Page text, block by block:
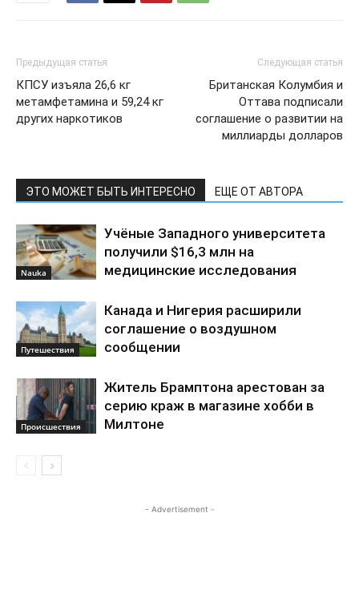
Предыдущая статья
КПСУ изъяла 26,6 кг
метамфетамина и 59,24 кг
других наркотиков
Следующая статья
Британская Колумбия и
Оттава подписали
соглашение о развитии на
миллиарды долларов
ЭТО МОЖЕТ БЫТЬ ИНТЕРЕСНО ЕЩЕ ОТ АВТОРА
Nauka
Учёные Западного университета
получили $16,3 млн на
медицинские исследования
Путешествия
Канада и Нигерия расширили
соглашение о воздушном
сообщении
Происшествия
Житель Брамптона арестован за
серию краж в магазине хобби в
Милтоне
- Advertisement -